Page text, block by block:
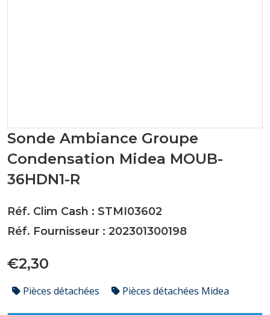
Sonde Ambiance Groupe
Condensation Midea MOUB-
36HDN1-R
Réf. Clim Cash : STMI03602
Réf. Fournisseur : 202301300198
€2,30
Pièces détachées Pièces détachées Midea